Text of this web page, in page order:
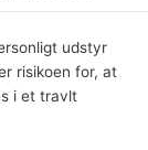
udstyr
risikoen for, at
i et travlt